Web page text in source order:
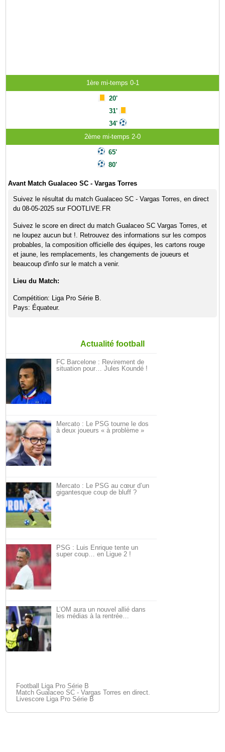
1ère mi-temps 0-1
20'
31'
34'
2ème mi-temps 2-0
65'
80'
Avant Match Gualaceo SC - Vargas Torres
Suivez le résultat du match Gualaceo SC - Vargas Torres, en direct
du 08-05-2025 sur FOOTLIVE.FR
Suivez le score en direct du match Gualaceo SC Vargas Torres, et
ne loupez aucun but !. Retrouvez des informations sur les compos
probables, la composition officielle des équipes, les cartons rouge
et jaune, les remplacements, les changements de joueurs et
beaucoup d'info sur le match a venir.
Lieu du Match:
Compétition: Liga Pro Série B.
Pays: Équateur.
Actualité football
FC Barcelone : Revirement de
situation pour… Jules Koundé !
Mercato : Le PSG tourne le dos
à deux joueurs « à problème »
Mercato : Le PSG au cœur d’un
gigantesque coup de bluff ?
PSG : Luis Enrique tente un
super coup… en Ligue 2 !
L’OM aura un nouvel allié dans
les médias à la rentrée…
Football Liga Pro Série B
Match Gualaceo SC - Vargas Torres en direct.
Livescore Liga Pro Série B